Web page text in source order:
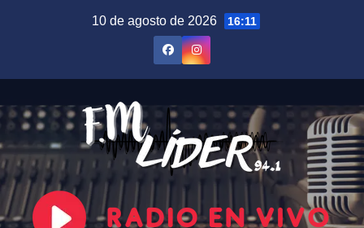
10 de agosto de 2026 16:11